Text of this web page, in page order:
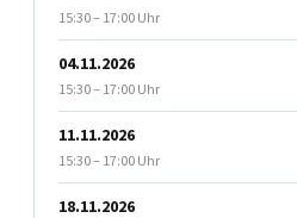
15:30 – 17:00 Uhr
04.11.2026
15:30 – 17:00 Uhr
11.11.2026
15:30 – 17:00 Uhr
18.11.2026